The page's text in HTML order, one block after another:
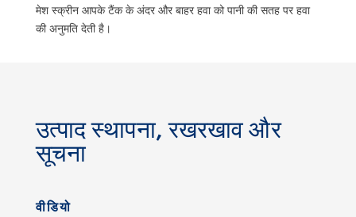
मेश स्क्रीन आपके टैंक के अंदर और बाहर हवा को पानी की सतह पर हवा
की अनुमति देती है।
उत्पाद स्थापना, रखरखाव और
सूचना
वीडियो